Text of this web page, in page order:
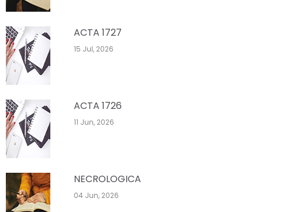
ACTA 1727
15 Jul, 2026
ACTA 1726
11 Jun, 2026
NECROLOGICA
04 Jun, 2026